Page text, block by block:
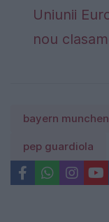
Uniunii
nou
bayern munchen
pep guardiola